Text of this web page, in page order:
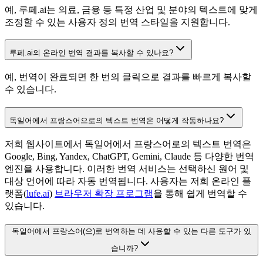
예, 루페.ai는 의료, 금융 등 특정 산업 및 분야의 텍스트에 맞게
조정할 수 있는 사용자 정의 번역 스타일을 지원합니다.
루페.ai의 온라인 번역 결과를 복사할 수 있나요?
예, 번역이 완료되면 한 번의 클릭으로 결과를 빠르게 복사할
수 있습니다.
독일어에서 프랑스어으로의 텍스트 번역은 어떻게 작동하나요?
저희 웹사이트에서 독일어에서 프랑스어로의 텍스트 번역은
Google, Bing, Yandex, ChatGPT, Gemini, Claude 등 다양한 번역
엔진을 사용합니다. 이러한 번역 서비스는 선택하신 원어 및
대상 언어에 따라 자동 번역됩니다. 사용자는 저희 온라인 플
랫폼(lufe.ai) 브라우저 확장 프로그램을 통해 쉽게 번역할 수
있습니다.
독일어에서 프랑스어(으)로 번역하는 데 사용할 수 있는 다른 도구가 있
습니까?